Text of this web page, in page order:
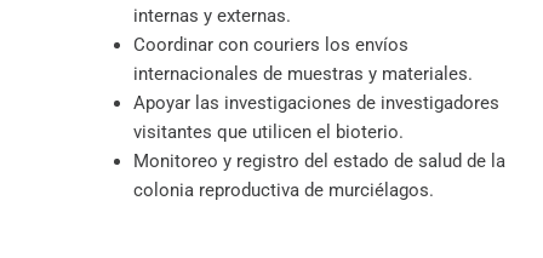
internas y externas.
Coordinar con couriers los envíos
internacionales de muestras y materiales.
Apoyar las investigaciones de investigadores
visitantes que utilicen el bioterio.
Monitoreo y registro del estado de salud de la
colonia reproductiva de murciélagos.